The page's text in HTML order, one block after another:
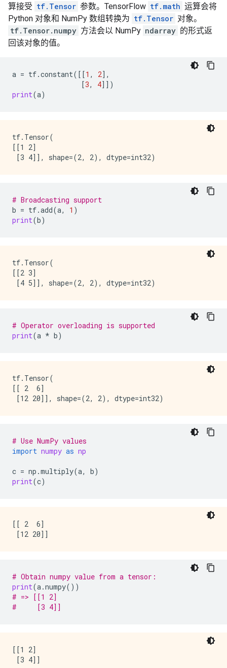
算接受 tf.Tensor 参数。TensorFlow tf.math 运算会将
Python 对象和 NumPy 数组转换为 tf.Tensor 对象。
tf.Tensor.numpy 方法会以 NumPy ndarray 的形式返
回该对象的值。
a = tf.constant([[1 , 2],
[3, 4]])
print(a)
tf.Tensor(
[[1 2]
# Broadcasting support
b = tf.add(a, 1 )
print(b)
tf.Tensor(
[[2 3]
# Operator overloading is supported
print(a * b)
tf.Tensor(
[[ 2  6]
# Use NumPy values
import numpy as np
c = np .multiply(a, b)
print(c)
[[ 2  6]
# Obtain numpy value from a tensor:
print(a.numpy())
# => [[1 2]
#     [3 4]]
[[1 2]